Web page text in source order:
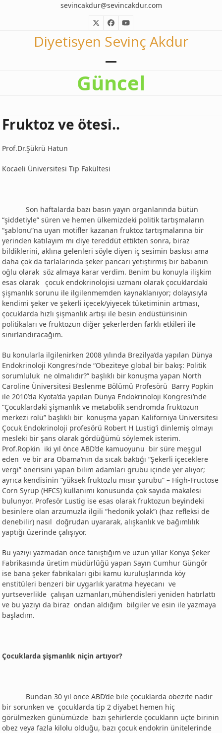
sevincakdur@sevincakdur.com
TwitterFacebookYouTube
Diyetisyen Sevinç Akdur
mobile
mobile
Güncel
Fruktoz ve ötesi..
Prof.Dr.Şükrü Hatun
Kocaeli Üniversitesi Tıp Fakültesi
Son haftalarda bazı basın yayın organlarında bütün
“şiddetiyle” süren ve hemen ülkemizdeki politik tartışmaların
“şablonu”na uyan motifler kazanan fruktoz tartışmalarına bir
yerinden katılayım mı diye tereddüt ettikten sonra, biraz
bildiklerini, aklına gelenleri söyle diyen iç sesimin baskısı ama
daha çok da tarlalarında şeker pancarı yetiştirmiş bir babanın
oğlu olarak söz almaya karar verdim. Benim bu konuyla ilişkim
esas olarak çocuk endokrinolojisi uzmanı olarak çocuklardaki
şişmanlık sorunu ile ilgilenmemden kaynaklanıyor; dolayısıyla
kendimi şeker ve şekerli içecek/yiyecek tüketiminin artması,
çocuklarda hızlı şişmanlık artışı ile besin endüstürisinin
politikaları ve fruktozun diğer şekerlerden farklı etkileri ile
sınırlandıracağım.
Bu konularla ilgilenirken 2008 yılında Brezilya’da yapılan Dünya
Endokrinoloji Kongresi’nde “Obeziteye global bir bakış: Politik
sorumluluk ne olmalıdır?” başlıklı bir konuşma yapan North
Caroline Üniversitesi Beslenme Bölümü Profesörü Barry Popkin
ile 2010’da Kyota’da yapılan Dünya Endokrinoloji Kongresi’nde
“Çocuklardaki şişmanlık ve metabolik sendromda fruktozun
merkezi rolü” başlıklı bir konuşma yapan Kaliforniya Üniversitesi
Çocuk Endokrinoloji profesörü Robert H Lustig’i dinlemiş olmayı
mesleki bir şans olarak gördüğümü söylemek isterim.
Prof.Ropkin iki yıl önce ABD’de kamuoyunu bir süre meşgul
eden ve bir ara Obama’nın da sıcak baktığı “Şekerli içeceklere
vergi” önerisini yapan bilim adamları grubu içinde yer alıyor;
ayrıca kendisinin “yüksek fruktozlu mısır şurubu” – High-Fructose
Corn Syrup (HFCS) kullanımı konusunda çok sayıda makalesi
bulunyor. Profesör Lustig ise esas olarak fruktozun beyindeki
besinlere olan arzumuzla ilgili “hedonik yolak”ı (haz refleksi de
denebilir) nasıl doğrudan uyararak, alışkanlık ve bağımlılık
yaptığı üzerinde çalışıyor.
Bu yazıyı yazmadan önce tanıştığım ve uzun yıllar Konya Şeker
Fabrikasında üretim müdürlüğü yapan Sayın Cumhur Güngör
ise bana şeker fabrikaları gibi kamu kuruluşlarında köy
enstitüleri benzeri bir uygarlık yaratma heyecanı ve
yurtseverlikle çalışan uzmanları,mühendisleri yeniden hatırlattı
ve bu yazıyı da biraz ondan aldığım bilgiler ve esin ile yazmaya
başladım.
Çocuklarda şişmanlık niçin artıyor?
Bundan 30 yıl önce ABD’de bile çocuklarda obezite nadir
bir sorunken ve çocuklarda tip 2 diyabet hemen hiç
görülmezken günümüzde bazı şehirlerde çocukların üçte birinin
obez veya fazla kilolu olduğu, bazı çocuk endokrin ünitelerinde